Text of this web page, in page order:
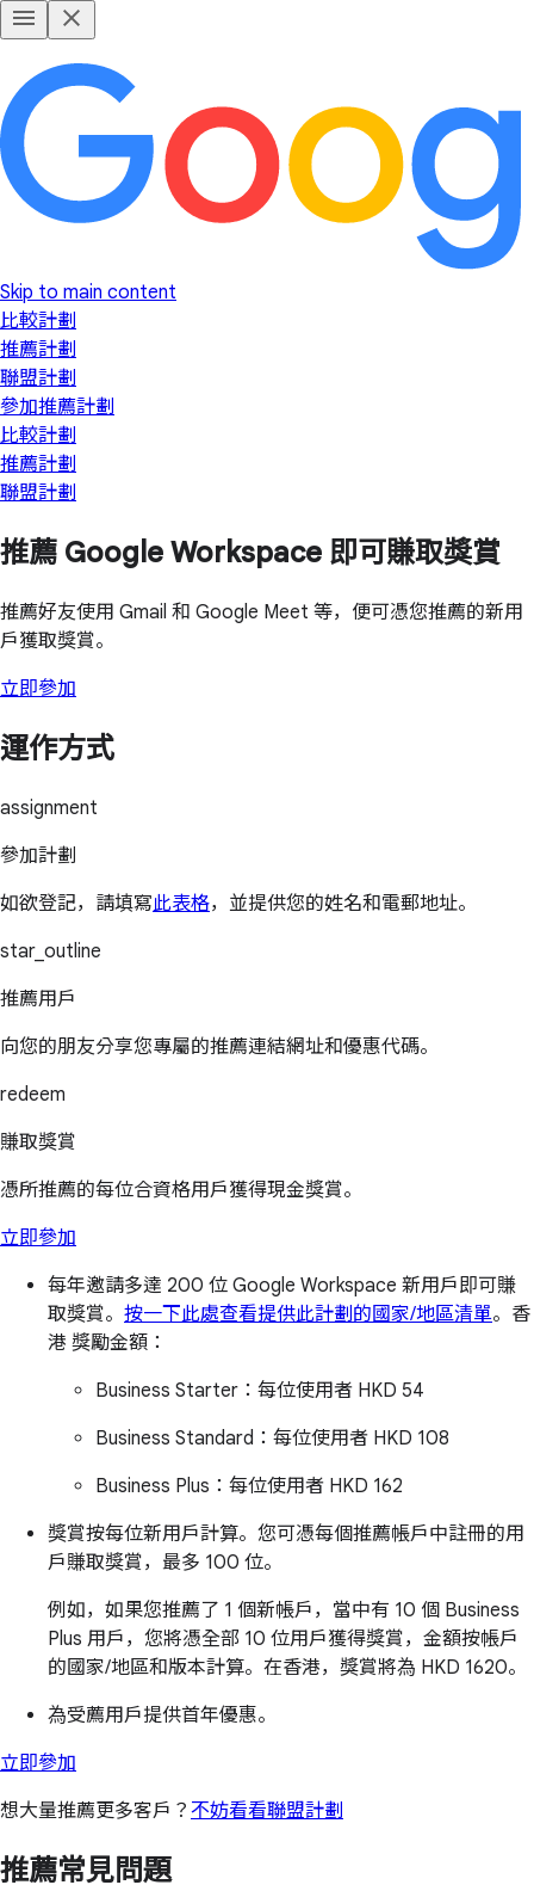
Skip to main content
比較計劃
推薦計劃
聯盟計劃
參加推薦計劃
比較計劃
推薦計劃
聯盟計劃
推薦 Google Workspace 即可賺取獎賞
推薦好友使用 Gmail 和 Google Meet 等，便可憑您推薦的新用
戶獲取獎賞。
立即參加
運作方式
assignment
參加計劃
如欲登記，請填寫此表格，並提供您的姓名和電郵地址。
star_outline
推薦用戶
向您的朋友分享您專屬的推薦連結網址和優惠代碼。
redeem
賺取獎賞
憑所推薦的每位合資格用戶獲得現金獎賞。
立即參加
每年邀請多達 200 位 Google Workspace 新用戶即可賺
取獎賞。 按一下此處查看提供此計劃的國家/地區清單。 香
港 獎勵金額：
Business Starter： 每位使用者 HKD 54
Business Standard： 每位使用者 HKD 108
Business Plus： 每位使用者 HKD 162
獎賞按每位新用戶計算。您可憑每個推薦帳戶中註冊的用
戶賺取獎賞，最多 100 位。
例如，如果您推薦了 1 個新帳戶，當中有 10 個 Business
Plus 用戶，您將憑全部 10 位用戶獲得獎賞，金額按帳戶
的國家/地區和版本計算。在香港，獎賞將為 HKD 1620。
為受薦用戶提供首年優惠。
立即參加
想大量推薦更多客戶？ 不妨看看聯盟計劃
推薦常見問題